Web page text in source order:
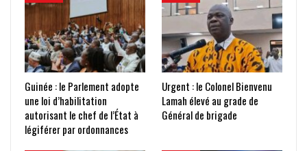
Guinée : le Parlement adopte
une loi d’habilitation
autorisant le chef de l’État à
légiférer par ordonnances
Urgent : le Colonel Bienvenu
Lamah élevé au grade de
Général de brigade